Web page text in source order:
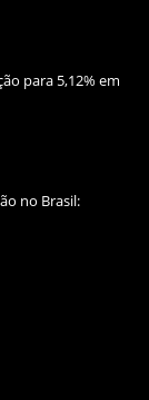
para 5,12% em
no Brasil: